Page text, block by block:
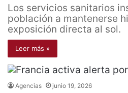
Los servicios sanitarios
población a mantenerse
exposición directa al sol.
Leer más »
Agencias junio 19, 2026